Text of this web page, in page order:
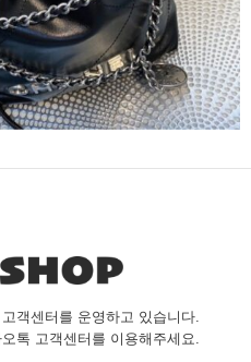
객센터를 운영하고 있습니다.
톡 고객센터를 이용해주세요.